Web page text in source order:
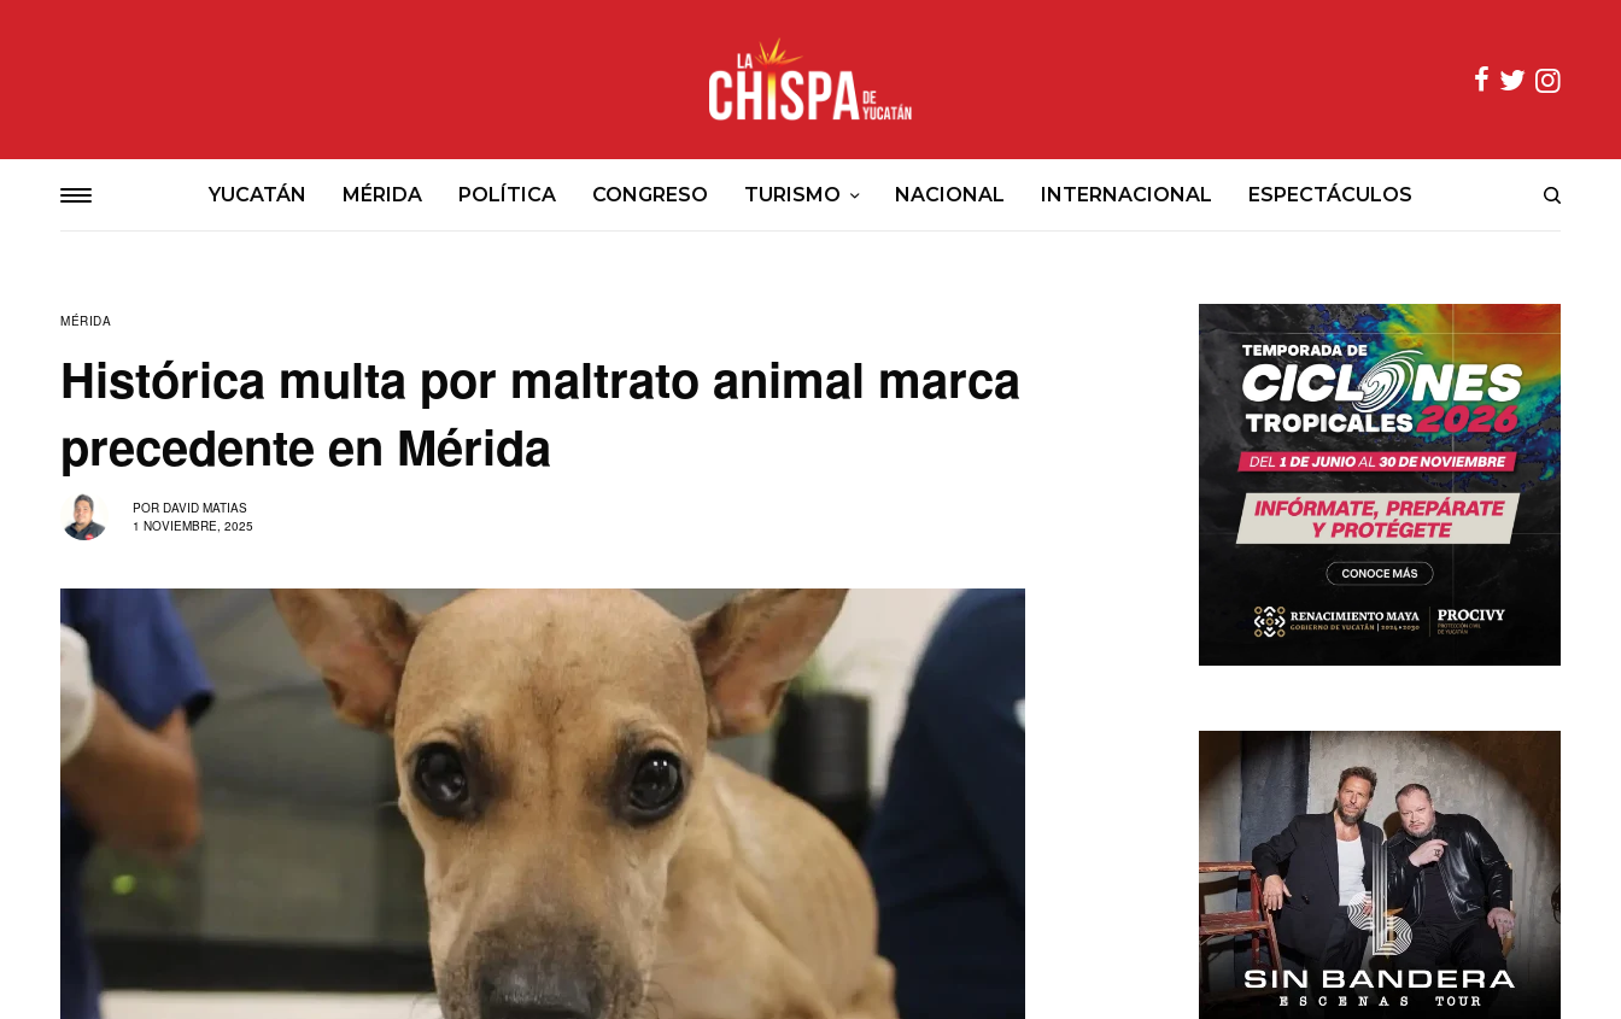
YUCATÁN MÉRIDA POLÍTICA CONGRESO TURISMO NACIONAL INTERNACIONAL ESPECTÁCULOS
MÉRIDA
Histórica multa por maltrato animal marca
precedente en Mérida
POR DAVID MATIAS
1 NOVIEMBRE, 2025